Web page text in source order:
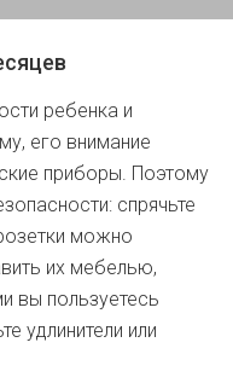
ребенка и
его внимание
приборы. Поэтому
спрячьте
можно
их мебелью,
вы пользуетесь
удлинители или